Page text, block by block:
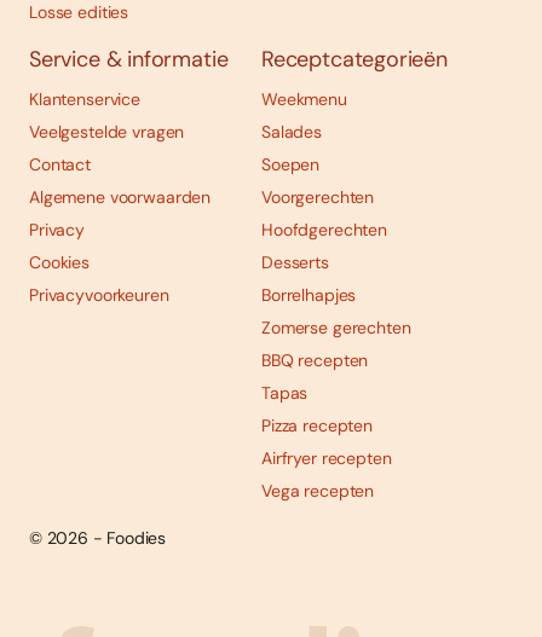
Losse edities
Service & informatie
Klantenservice
Veelgestelde vragen
Contact
Algemene voorwaarden
Privacy
Cookies
Privacyvoorkeuren
Receptcategorieën
Weekmenu
Salades
Soepen
Voorgerechten
Hoofdgerechten
Desserts
Borrelhapjes
Zomerse gerechten
BBQ recepten
Tapas
Pizza recepten
Airfryer recepten
Vega recepten
© 2026 - Foodies